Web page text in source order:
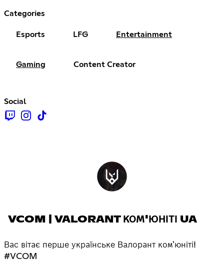
Categories
Esports LFG Entertainment
Gaming Content Creator
Social
VCOM | VALORANT КОМ'ЮНІТІ UA
Вас вітає перше українське Валорант ком'юніті!
#VCOM